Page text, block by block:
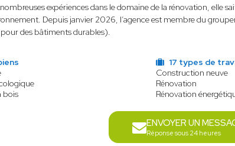
expériences dans le domaine de la rénovation, elle
Depuis janvier 2026, l’agence est membre du
pour des bâtiments durables).
bois
17 types de
Construction neuve
Rénovation
Rénovation
ENVOYER UN
Réponse sous 24 heures